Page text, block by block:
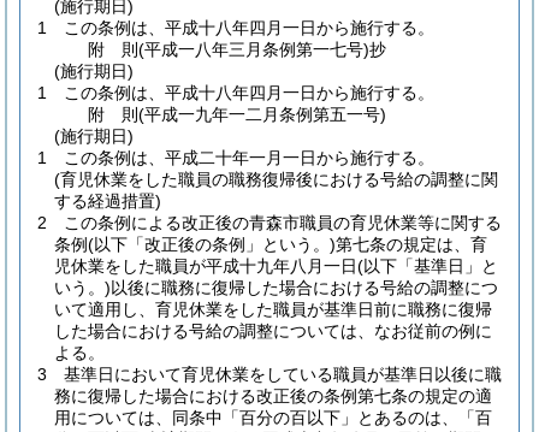
(施行期日)
1
この条例は、平成十八年四月一日から施行する。
附 則(平成一八年三月条例第一七号)抄
(施行期日)
1
この条例は、平成十八年四月一日から施行する。
附 則(平成一九年一二月条例第五一号)
(施行期日)
1
この条例は、平成二十年一月一日から施行する。
(育児休業をした職員の職務復帰後における号給の調整に関
する経過措置)
2
この条例による改正後の青森市職員の育児休業等に関する
条例(以下「改正後の条例」という。)第七条の規定は、育
児休業をした職員が平成十九年八月一日(以下「基準日」と
いう。)以後に職務に復帰した場合における号給の調整につ
いて適用し、育児休業をした職員が基準日前に職務に復帰
した場合における号給の調整については、なお従前の例に
よる。
3
基準日において育児休業をしている職員が基準日以後に職
務に復帰した場合における改正後の条例第七条の規定の適
用については、同条中「百分の百以下」とあるのは、「百